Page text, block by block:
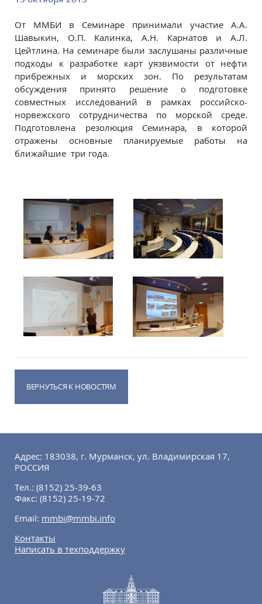
От ММБИ в Семинаре принимали участие А.А.
Шавыкин, О.П. Калинка, А.Н. Карнатов и А.Л.
Цейтлина. На семинаре были заслушаны различные
подходы к разработке карт уязвимости от нефти
прибрежных и морских зон. По результатам
обсуждения принято решение о подготовке
совместных исследований в рамках российско-
норвежского сотрудничества по морской среде.
Подготовлена резолюция Семинара, в которой
отражены основные планируемые работы на
ближайшие три года.
ВЕРНУТЬСЯ К НОВОСТЯМ
Адрес: 183038, г. Мурманск, ул. Владимирская 17,
РОССИЯ
Тел.: (8152) 25-39-63
Факс: (8152) 25-19-72
Email: mmbi@mmbi.info
Контакты
Написать в техподдержку